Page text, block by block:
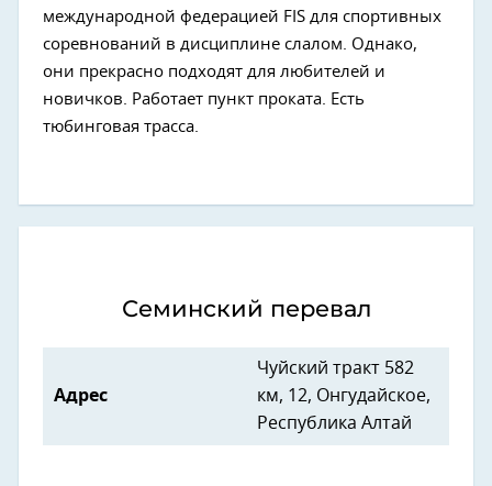
международной федерацией FIS для спортивных
соревнований в дисциплине слалом. Однако,
они прекрасно подходят для любителей и
новичков. Работает пункт проката. Есть
тюбинговая трасса.
Семинский перевал
Адрес
Чуйский тракт 582
км, 12, Онгудайское,
Республика Алтай